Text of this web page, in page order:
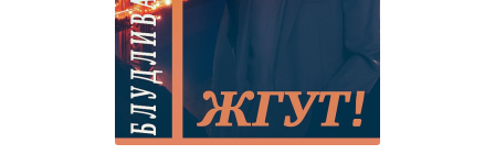
обсуждаемые